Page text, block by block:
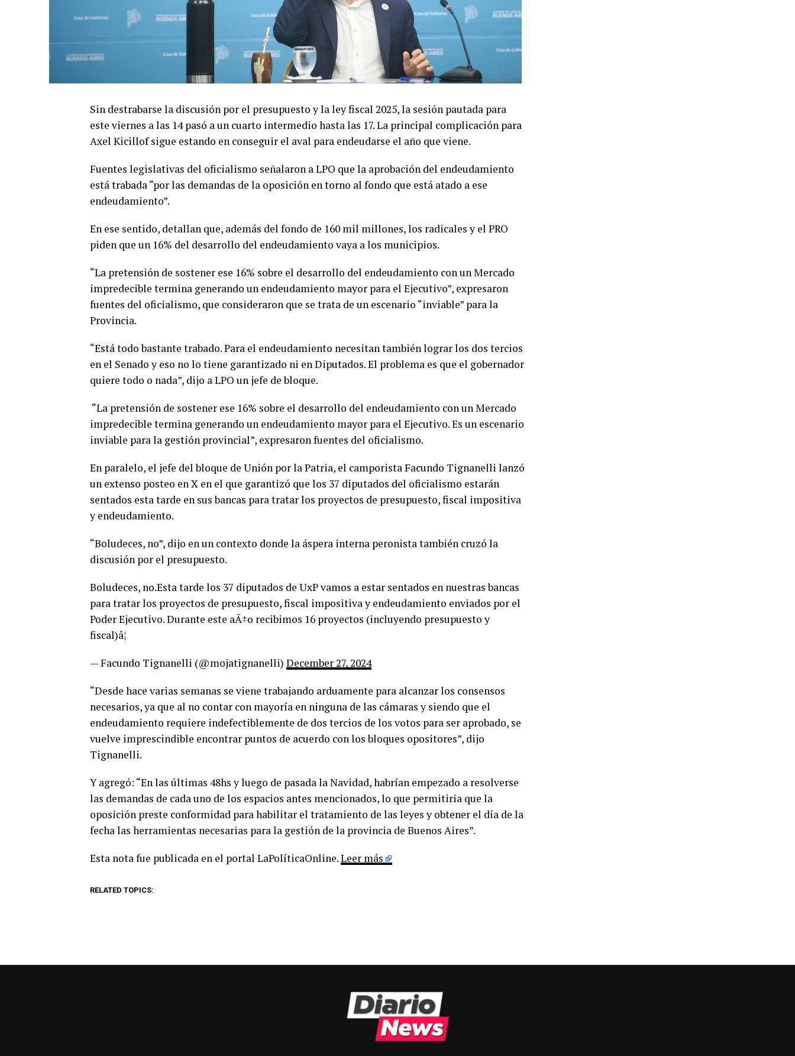
Sin destrabarse la discusión por el presupuesto y la ley fiscal 2025, la sesión pautada para
este viernes a las 14 pasó a un cuarto intermedio hasta las 17. La principal complicación para
Axel Kicillof sigue estando en conseguir el aval para endeudarse el año que viene.
Fuentes legislativas del oficialismo señalaron a LPO que la aprobación del endeudamiento
está trabada “por las demandas de la oposición en torno al fondo que está atado a ese
endeudamiento”.
En ese sentido, detallan que, además del fondo de 160 mil millones, los radicales y el PRO
piden que un 16% del desarrollo del endeudamiento vaya a los municipios.
“La pretensión de sostener ese 16% sobre el desarrollo del endeudamiento con un Mercado
impredecible termina generando un endeudamiento mayor para el Ejecutivo”, expresaron
fuentes del oficialismo, que consideraron que se trata de un escenario “inviable” para la
Provincia.
“Está todo bastante trabado. Para el endeudamiento necesitan también lograr los dos tercios
en el Senado y eso no lo tiene garantizado ni en Diputados. El problema es que el gobernador
quiere todo o nada”, dijo a LPO un jefe de bloque.
“La pretensión de sostener ese 16% sobre el desarrollo del endeudamiento con un Mercado
impredecible termina generando un endeudamiento mayor para el Ejecutivo. Es un escenario
inviable para la gestión provincial”, expresaron fuentes del oficialismo.
En paralelo, el jefe del bloque de Unión por la Patria, el camporista Facundo Tignanelli lanzó
un extenso posteo en X en el que garantizó que los 37 diputados del oficialismo estarán
sentados esta tarde en sus bancas para tratar los proyectos de presupuesto, fiscal impositiva
y endeudamiento.
“Boludeces, no”, dijo en un contexto donde la áspera interna peronista también cruzó la
discusión por el presupuesto.
Boludeces, no.Esta tarde los 37 diputados de UxP vamos a estar sentados en nuestras bancas
para tratar los proyectos de presupuesto, fiscal impositiva y endeudamiento enviados por el
Poder Ejecutivo. Durante este aÃ±o recibimos 16 proyectos (incluyendo presupuesto y
fiscal)â¦
— Facundo Tignanelli (@mojatignanelli) December 27, 2024
“Desde hace varias semanas se viene trabajando arduamente para alcanzar los consensos
necesarios, ya que al no contar con mayoría en ninguna de las cámaras y siendo que el
endeudamiento requiere indefectiblemente de dos tercios de los votos para ser aprobado, se
vuelve imprescindible encontrar puntos de acuerdo con los bloques opositores”, dijo
Tignanelli.
Y agregó: “En las últimas 48hs y luego de pasada la Navidad, habrían empezado a resolverse
las demandas de cada uno de los espacios antes mencionados, lo que permitiria que la
oposición preste conformidad para habilitar el tratamiento de las leyes y obtener el día de la
fecha las herramientas necesarias para la gestión de la provincia de Buenos Aires”.
Esta nota fue publicada en el portal LaPolíticaOnline.Leer más
RELATED TOPICS: